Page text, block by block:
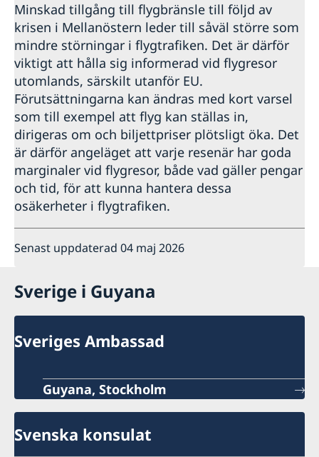
Minskad tillgång till flygbränsle till följd av
krisen i Mellanöstern leder till såväl större som
mindre störningar i flygtrafiken. Det är därför
viktigt att hålla sig informerad vid flygresor
utomlands, särskilt utanför EU.
Förutsättningarna kan ändras med kort varsel
som till exempel att flyg kan ställas in,
dirigeras om och biljettpriser plötsligt öka. Det
är därför angeläget att varje resenär har goda
marginaler vid flygresor, både vad gäller pengar
och tid, för att kunna hantera dessa
osäkerheter i flygtrafiken.
Senast uppdaterad 04 maj 2026
Sverige i Guyana
Sveriges Ambassad
Guyana, Stockholm
Svenska konsulat